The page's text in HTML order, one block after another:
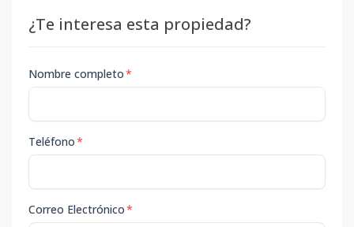
¿Te interesa esta propiedad?
Nombre completo*
Teléfono*
Correo Electrónico*